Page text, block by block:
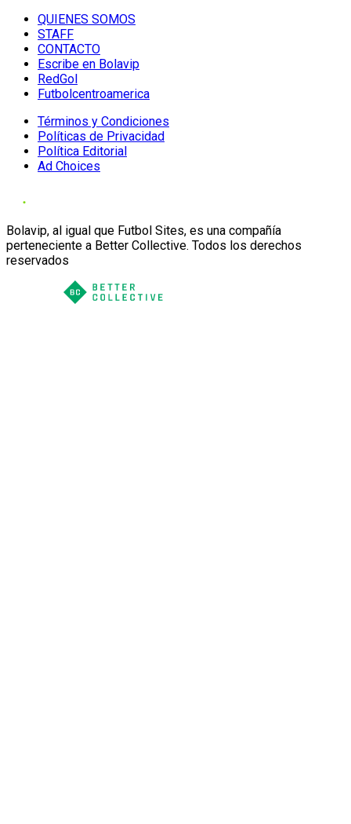
QUIENES SOMOS
STAFF
CONTACTO
Escribe en Bolavip
RedGol
Futbolcentroamerica
Términos y Condiciones
Políticas de Privacidad
Política Editorial
Ad Choices
Bolavip, al igual que Futbol Sites, es una compañía
perteneciente a Better Collective. Todos los derechos
reservados